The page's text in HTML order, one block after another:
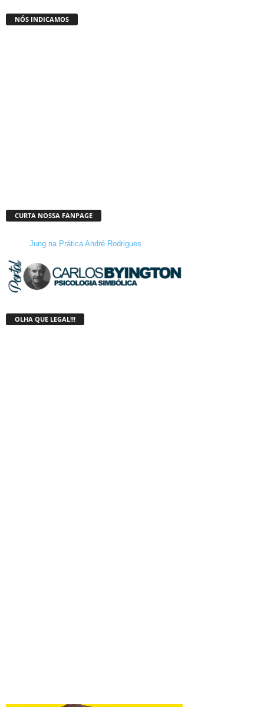
NÓS INDICAMOS
CURTA NOSSA FANPAGE
Jung na Prática André Rodrigues
OLHA QUE LEGAL!!!